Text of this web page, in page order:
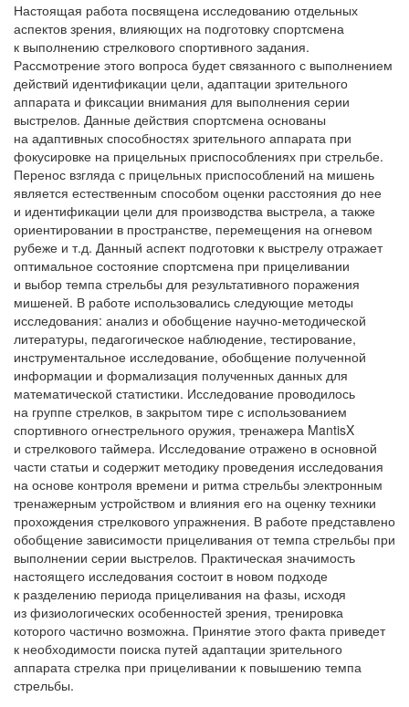
Настоящая работа посвящена исследованию отдельных
аспектов зрения, влияющих на подготовку спортсмена
к выполнению стрелкового спортивного задания.
Рассмотрение этого вопроса будет связанного с выполнением
действий идентификации цели, адаптации зрительного
аппарата и фиксации внимания для выполнения серии
выстрелов. Данные действия спортсмена основаны
на адаптивных способностях зрительного аппарата при
фокусировке на прицельных приспособлениях при стрельбе.
Перенос взгляда с прицельных приспособлений на мишень
является естественным способом оценки расстояния до нее
и идентификации цели для производства выстрела, а также
ориентировании в пространстве, перемещения на огневом
рубеже и т.д. Данный аспект подготовки к выстрелу отражает
оптимальное состояние спортсмена при прицеливании
и выбор темпа стрельбы для результативного поражения
мишеней. В работе использовались следующие методы
исследования: анализ и обобщение научно-методической
литературы, педагогическое наблюдение, тестирование,
инструментальное исследование, обобщение полученной
информации и формализация полученных данных для
математической статистики. Исследование проводилось
на группе стрелков, в закрытом тире с использованием
спортивного огнестрельного оружия, тренажера MantisX
и стрелкового таймера. Исследование отражено в основной
части статьи и содержит методику проведения исследования
на основе контроля времени и ритма стрельбы электронным
тренажерным устройством и влияния его на оценку техники
прохождения стрелкового упражнения. В работе представлено
обобщение зависимости прицеливания от темпа стрельбы при
выполнении серии выстрелов. Практическая значимость
настоящего исследования состоит в новом подходе
к разделению периода прицеливания на фазы, исходя
из физиологических особенностей зрения, тренировка
которого частично возможна. Принятие этого факта приведет
к необходимости поиска путей адаптации зрительного
аппарата стрелка при прицеливании к повышению темпа
стрельбы.